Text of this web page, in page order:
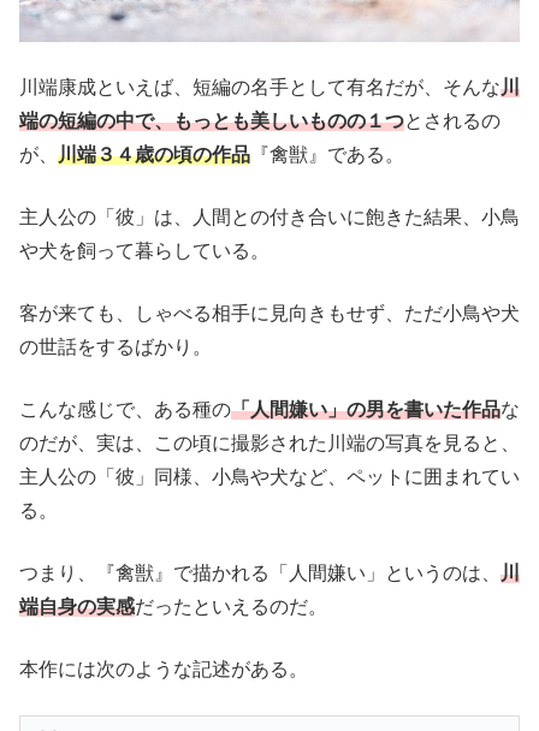
川端康成といえば、短編の名手として有名だが、そんな川
端の短編の中で、もっとも美しいものの１つとされるの
が、 川端３４歳の頃の作品 『禽獣』である。
主人公の「彼」は、人間との付き合いに飽きた結果、小鳥
や犬を飼って暮らしている。
客が来ても、しゃべる相手に見向きもせず、ただ小鳥や犬
の世話をするばかり。
こんな感じで、ある種の「人間嫌い」の男を書いた作品な
のだが、実は、この頃に撮影された川端の写真を見ると、
主人公の「彼」同様、小鳥や犬など、ペットに囲まれてい
る。
つまり、『禽獣』で描かれる「人間嫌い」というのは、 川
端自身の実感だったといえるのだ。
本作には次のような記述がある。